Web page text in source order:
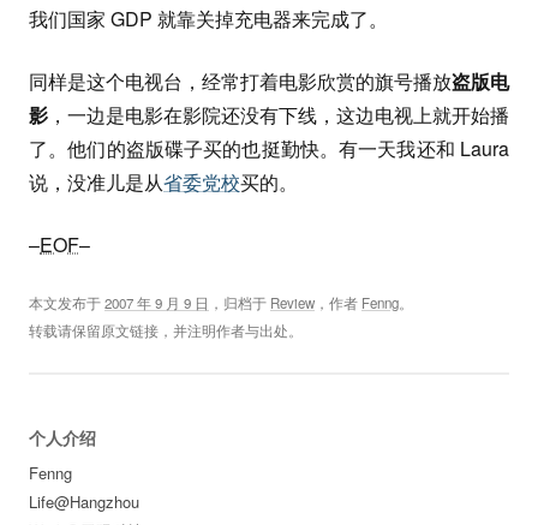
我们国家 GDP 就靠关掉充电器来完成了。
同样是这个电视台，经常打着电影欣赏的旗号播放盗版电
影 ，一边是电影在影院还没有下线，这边电视上就开始播
了。他们的盗版碟子买的也挺勤快。有一天我还和 Laura
说，没准儿是从省委党校买的。
–EOF–
本文发布于2007 年 9 月 9 日 ，归档于 Review ，作者 Fenng。
转载请保留原文链接，并注明作者与出处。
个人介绍
Fenng
Life@Hangzhou